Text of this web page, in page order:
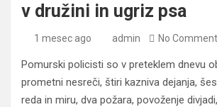
v družini in ugriz psa
1 mesec ago admin No
Pomurski policisti so v preteklem dnevu
prometni nesreči, štiri kazniva dejanja,
reda in miru, dva požara, povoženje